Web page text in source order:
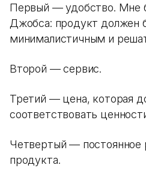
Первый — удобство. Мне
Джобса: продукт должен
минималистичным и
Второй — сервис.
Третий — цена, которая
соответствовать
Четвертый — постоянное
продукта.